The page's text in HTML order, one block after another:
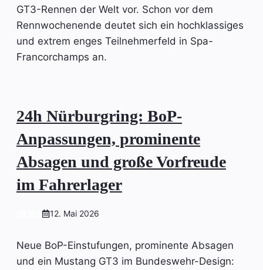
GT3-Rennen der Welt vor. Schon vor dem
Rennwochenende deutet sich ein hochklassiges
und extrem enges Teilnehmerfeld in Spa-
Francorchamps an.
24h Nürburgring: BoP-
Anpassungen, prominente
Absagen und große Vorfreude
im Fahrerlager
12. Mai 2026
Neue BoP-Einstufungen, prominente Absagen
und ein Mustang GT3 im Bundeswehr-Design: